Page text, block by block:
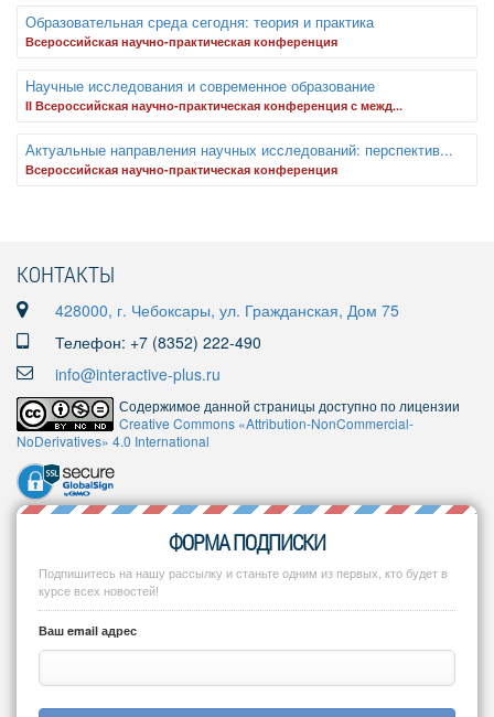
Образовательная среда сегодня: теория и практика
Всероссийская научно-практическая конференция
Научные исследования и современное образование
II Всероссийская научно-практическая конференция с межд...
Актуальные направления научных исследований: перспектив...
Всероссийская научно-практическая конференция
КОНТАКТЫ
428000, г. Чебоксары, ул. Гражданская, Дом 75
Телефон: +7 (8352) 222-490
info@interactive-plus.ru
Содержимое данной страницы доступно по лицензии
Creative Commons «Attribution-NonCommercial-
NoDerivatives» 4.0 International
ФОРМА ПОДПИСКИ
Подпишитесь на нашу рассылку и станьте одним из первых, кто будет в
курсе всех новостей!
Ваш email адрес